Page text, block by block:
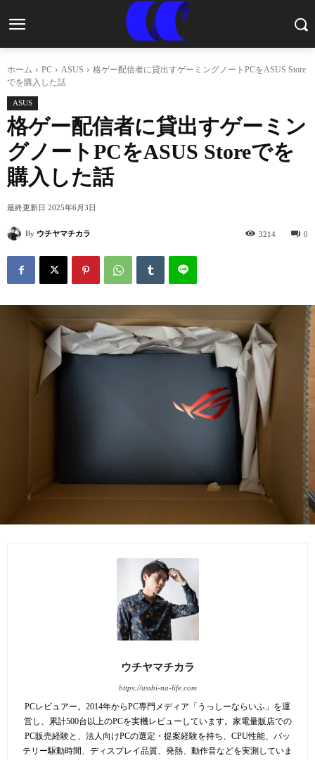
ホーム PC ASUS
格ゲー配信者に貸出すゲーミングノートPCをASUS Store
でを購入した話
ASUS
格ゲー配信者に貸出すゲーミン
グノートPCをASUS Storeでを
購入した話
最終更新日 2025年6月3日
By ウチヤマチカラ 0
3214
ウチヤマチカラ
https://usshi-na-life.com
PCレビュアー。2014年からPC専門メディア「うっしーならいふ」を運
営し、累計500台以上のPCを実機レビューしています。家電量販店での
PC販売経験と、法人向けPCの選定・提案経験を持ち、CPU性能、バッ
テリー駆動時間、ディスプレイ品質、発熱、動作音などを実測していま